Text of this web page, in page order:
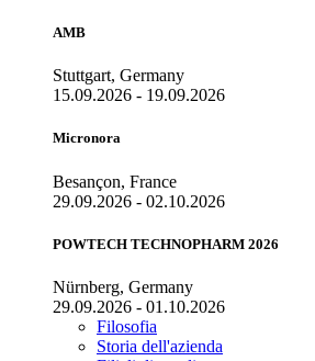
AMB
Stuttgart, Germany
15.09.2026 - 19.09.2026
Micronora
Besançon, France
29.09.2026 - 02.10.2026
POWTECH TECHNOPHARM 2026
Nürnberg, Germany
29.09.2026 - 01.10.2026
Filosofia
Storia dell'azienda